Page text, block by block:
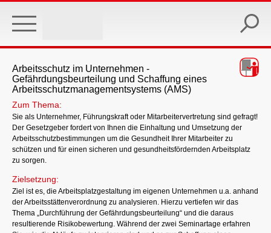
main
Arbeitsschutz im Unternehmen -
Gefährdungsbeurteilung und Schaffung eines
Arbeitsschutzmanagementsystems (AMS)
Zum Thema:
Sie als Unternehmer, Führungskraft oder Mitarbeitervertretung sind gefragt!
Der Gesetzgeber fordert von Ihnen die Einhaltung und Umsetzung der
Arbeitsschutzbestimmungen um die Gesundheit Ihrer Mitarbeiter zu
schützen und für einen sicheren und gesundheitsfördernden Arbeitsplatz
zu sorgen.
Zielsetzung:
Ziel ist es, die Arbeitsplatzgestaltung im eigenen Unternehmen u.a. anhand
der Arbeitsstättenverordnung zu analysieren. Hierzu vertiefen wir das
Thema „Durchführung der Gefährdungsbeurteilung“ und die daraus
resultierende Risikobewertung. Während der zwei Seminartage erfahren